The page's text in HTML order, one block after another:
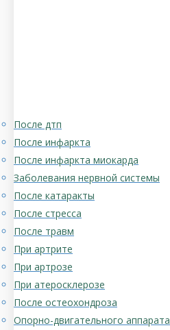
После дтп
После инфаркта
После инфаркта миокарда
Заболевания нервной системы
После катаракты
После стресса
После травм
При артрите
При артрозе
При атеросклерозе
После остеохондроза
Опорно-двигательного аппарата